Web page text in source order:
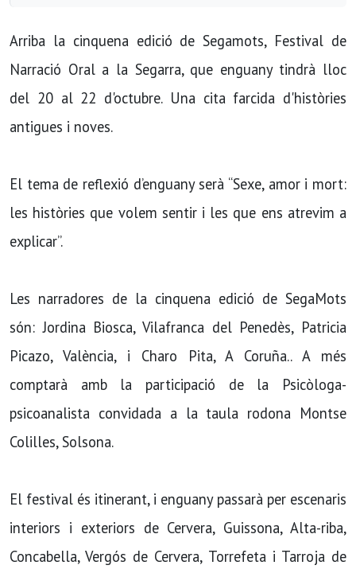
Arriba la cinquena edició de Segamots, Festival de
Narració Oral a la Segarra, que enguany tindrà lloc
del 20 al 22 d'octubre. Una cita farcida d'històries
antigues i noves.
El tema de reflexió d’enguany serà “Sexe, amor i mort:
les històries que volem sentir i les que ens atrevim a
explicar”.
Les narradores de la cinquena edició de SegaMots
són: Jordina Biosca, Vilafranca del Penedès, Patricia
Picazo, València, i Charo Pita, A Coruña.. A més
comptarà amb la participació de la Psicòloga-
psicoanalista convidada a la taula rodona Montse
Colilles, Solsona.
El festival és itinerant, i enguany passarà per escenaris
interiors i exteriors de Cervera, Guissona, Alta-riba,
Concabella, Vergós de Cervera, Torrefeta i Tarroja de